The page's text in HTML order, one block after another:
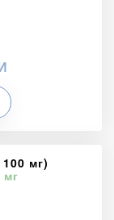
мг)